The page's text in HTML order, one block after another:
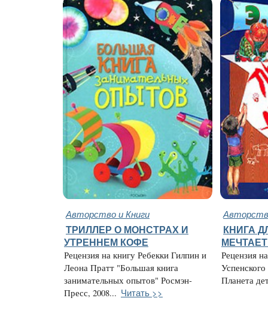
Авторство и Книги
ТРИЛЛЕР О МОНСТРАХ И
УТРЕННЕМ КОФЕ
Рецензия на книгу Ребекки Гилпин и
Леона Пратт "Большая книга
занимательных опытов" Росмэн-
Пресс, 2008... Читать >>
КНИГА
Рецензия
Планета